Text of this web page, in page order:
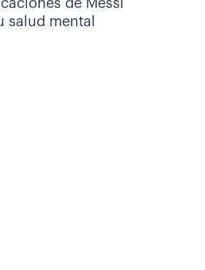
de Messi
salud mental